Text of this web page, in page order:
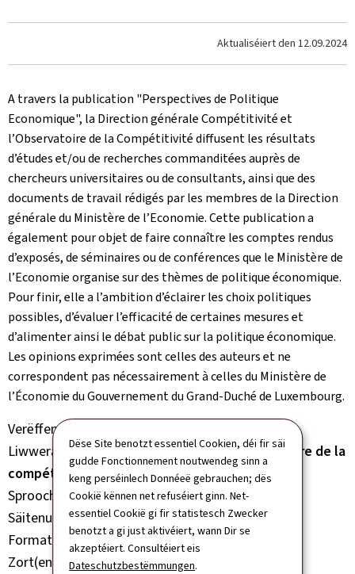
Dëse Site benotzt essentiel Cookien, déi fir säi
gudde Fonctionnement noutwendeg sinn a
keng perséinlech Donnéeë gebrauchen; dës
Cookië kënnen net refuséiert ginn. Net-
essentiel Cookië gi fir statistesch Zwecker
benotzt a gi just aktivéiert, wann Dir se
akzeptéiert. Consultéiert eis
Dateschutzbestëmmungen.
Aktualiséiert den 12.09.2024
A travers la publication "Perspectives de Politique
Economique", la Direction générale Compétitivité et
l’Observatoire de la Compétitivité diffusent les résultats
d’études et/ou de recherches commanditées auprès de
chercheurs universitaires ou de consultants, ainsi que des
documents de travail rédigés par les membres de la Direction
générale du Ministère de l’Economie. Cette publication a
également pour objet de faire connaître les comptes rendus
d’exposés, de séminaires ou de conférences que le Ministère de
l’Economie organise sur des thèmes de politique économique.
Pour finir, elle a l’ambition d’éclairer les choix politiques
possibles, d’évaluer l’efficacité de certaines mesures et
d’alimenter ainsi le débat public sur la politique économique.
Les opinions exprimées sont celles des auteurs et ne
correspondent pas nécessairement à celles du Ministère de
l’Économie du Gouvernement du Grand-Duché de Luxembourg.
Verëffentlechungsjoer
Liwwerant Ministère de l’Économie, Observatoire de la
compétitivité
Sprooch(en) Englesch
Säitenunzuel 210 säit(en)
Format vum Dokument Pdf
Zort(en)
Rapport Etüd Analys